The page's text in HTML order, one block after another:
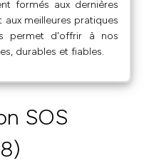
formés aux dernières
meilleures pratiques
permet d'offrir à nos
durables et fiables.
SOS